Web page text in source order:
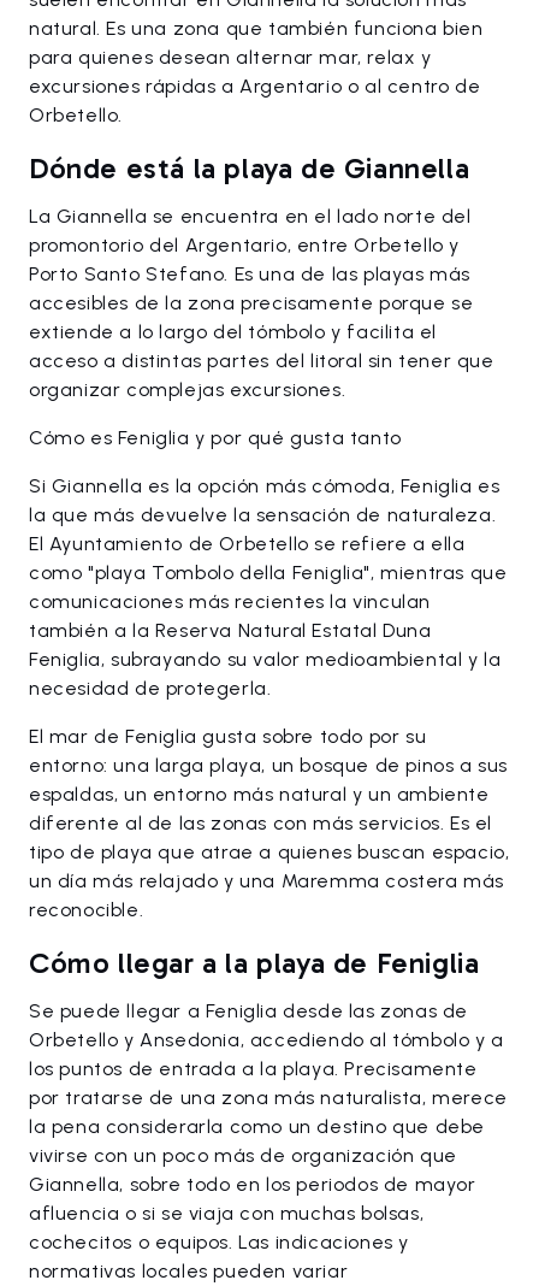
natural. Es una zona que también funciona bien
para quienes desean alternar mar, relax y
excursiones rápidas a Argentario o al centro de
Orbetello.
Dónde está la playa de Giannella
La Giannella se encuentra en el lado norte del
promontorio del Argentario, entre Orbetello y
Porto Santo Stefano. Es una de las playas más
accesibles de la zona precisamente porque se
extiende a lo largo del tómbolo y facilita el
acceso a distintas partes del litoral sin tener que
organizar complejas excursiones.
Cómo es Feniglia y por qué gusta tanto
Si Giannella es la opción más cómoda, Feniglia es
la que más devuelve la sensación de naturaleza.
El Ayuntamiento de Orbetello se refiere a ella
como "playa Tombolo della Feniglia", mientras que
comunicaciones más recientes la vinculan
también a la Reserva Natural Estatal Duna
Feniglia, subrayando su valor medioambiental y la
necesidad de protegerla.
El mar de Feniglia gusta sobre todo por su
entorno: una larga playa, un bosque de pinos a sus
espaldas, un entorno más natural y un ambiente
diferente al de las zonas con más servicios. Es el
tipo de playa que atrae a quienes buscan espacio,
un día más relajado y una Maremma costera más
reconocible.
Cómo llegar a la playa de Feniglia
Se puede llegar a Feniglia desde las zonas de
Orbetello y Ansedonia, accediendo al tómbolo y a
los puntos de entrada a la playa. Precisamente
por tratarse de una zona más naturalista, merece
la pena considerarla como un destino que debe
vivirse con un poco más de organización que
Giannella, sobre todo en los periodos de mayor
afluencia o si se viaja con muchas bolsas,
cochecitos o equipos. Las indicaciones y
normativas locales pueden variar